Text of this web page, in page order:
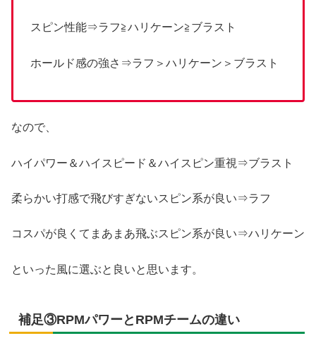
スピン性能⇒ラフ≧ハリケーン≧ブラスト
ホールド感の強さ⇒ラフ＞ハリケーン＞ブラスト
なので、
ハイパワー＆ハイスピード＆ハイスピン重視⇒ブラスト
柔らかい打感で飛びすぎないスピン系が良い⇒ラフ
コスパが良くてまあまあ飛ぶスピン系が良い⇒ハリケーン
といった風に選ぶと良いと思います。
補足③RPMパワーとRPMチームの違い